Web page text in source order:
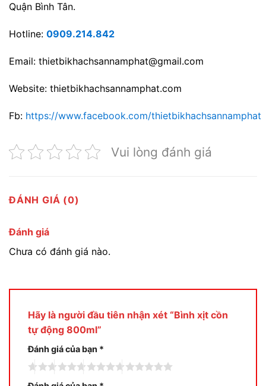
Quận Bình Tân.
Hotline: 0909.214.842
Email: thietbikhachsannamphat@gmail.com
Website: thietbikhachsannamphat.com
Fb: https://www.facebook.com/thietbikhachsannamphat
Vui lòng đánh giá
ĐÁNH GIÁ (0)
Đánh giá
Chưa có đánh giá nào.
Hãy là người đầu tiên nhận xét “Bình xịt cồn
tự động 800ml”
Đánh giá của bạn *